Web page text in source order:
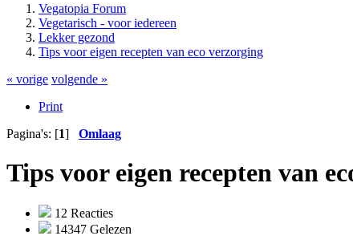
Vegatopia Forum
Vegetarisch - voor iedereen
Lekker gezond
Tips voor eigen recepten van eco verzorging
« vorige volgende »
Print
Pagina's: [1] Omlaag
Tips voor eigen recepten van
12 Reacties
14347 Gelezen